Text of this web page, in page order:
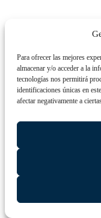
Para ofrecer las mejores
almacenar y/o acceder a la
tecnologías nos permitirá
identificaciones únicas en
afectar negativamente a